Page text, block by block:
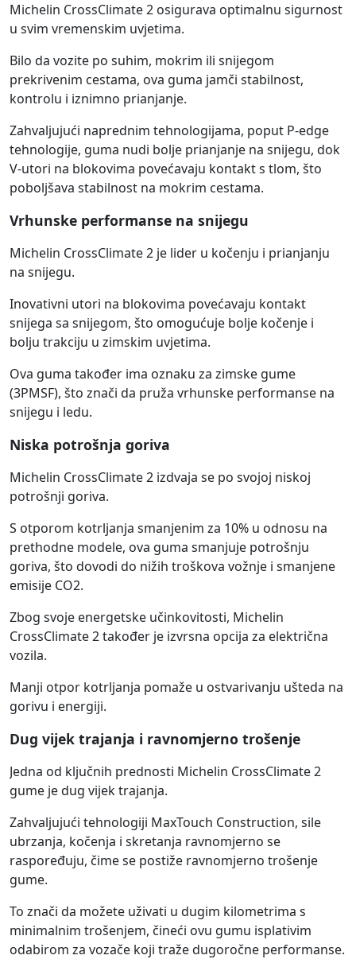
Michelin CrossClimate 2 osigurava optimalnu sigurnost
u svim vremenskim uvjetima.
Bilo da vozite po suhim, mokrim ili snijegom
prekrivenim cestama, ova guma jamči stabilnost,
kontrolu i iznimno prianjanje.
Zahvaljujući naprednim tehnologijama, poput P-edge
tehnologije, guma nudi bolje prianjanje na snijegu, dok
V-utori na blokovima povećavaju kontakt s tlom, što
poboljšava stabilnost na mokrim cestama.
Vrhunske performanse na snijegu
Michelin CrossClimate 2 je lider u kočenju i prianjanju
na snijegu.
Inovativni utori na blokovima povećavaju kontakt
snijega sa snijegom, što omogućuje bolje kočenje i
bolju trakciju u zimskim uvjetima.
Ova guma također ima oznaku za zimske gume
(3PMSF), što znači da pruža vrhunske performanse na
snijegu i ledu.
Niska potrošnja goriva
Michelin CrossClimate 2 izdvaja se po svojoj niskoj
potrošnji goriva.
S otporom kotrljanja smanjenim za 10% u odnosu na
prethodne modele, ova guma smanjuje potrošnju
goriva, što dovodi do nižih troškova vožnje i smanjene
emisije CO2.
Zbog svoje energetske učinkovitosti, Michelin
CrossClimate 2 također je izvrsna opcija za električna
vozila.
Manji otpor kotrljanja pomaže u ostvarivanju ušteda na
gorivu i energiji.
Dug vijek trajanja i ravnomjerno trošenje
Jedna od ključnih prednosti Michelin CrossClimate 2
gume je dug vijek trajanja.
Zahvaljujući tehnologiji MaxTouch Construction, sile
ubrzanja, kočenja i skretanja ravnomjerno se
raspoređuju, čime se postiže ravnomjerno trošenje
gume.
To znači da možete uživati u dugim kilometrima s
minimalnim trošenjem, čineći ovu gumu isplativim
odabirom za vozače koji traže dugoročne performanse.